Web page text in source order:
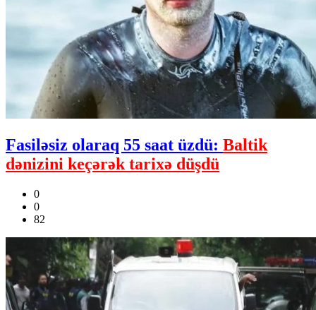
Fasiləsiz olaraq 55 saat üzdü: Baltik
dənizini keçərək tarixə düşdü
0
0
82